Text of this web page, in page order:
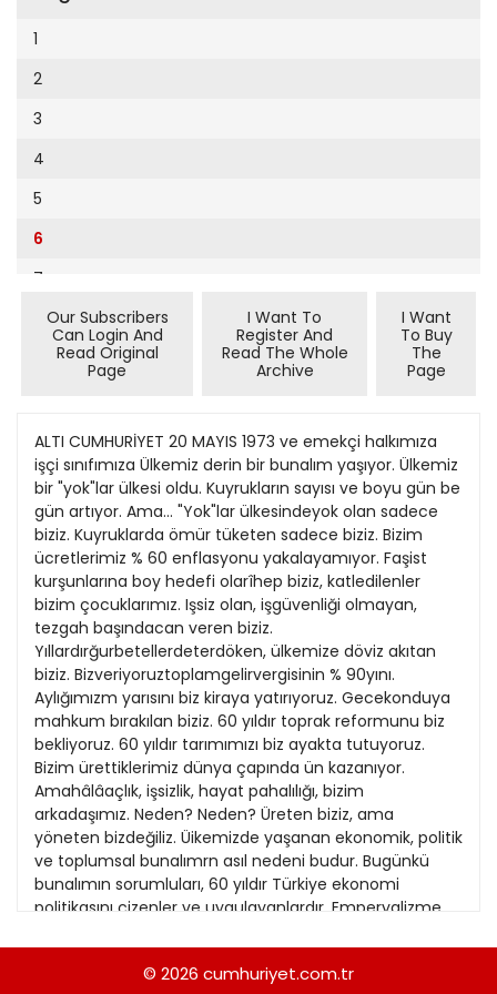
Cumhuriyet Sağlıklı Beslenme
Cumhuriyet Sokak
Cumhuriyet Spor
Cumhuriyet Strateji
Cumhuriyet Tarım
Cumhuriyet Yılbaşı
Çerçeve Eki
Dergi Eki
Ekonomi Eki
Evleniyoruz
Güney Dogu
Kitap Eki
Özel Ekler
Özel Okullar
Sevgililer Günü
Siyaset Eki
Sürdürülebilir yaşam
Turizm Eki
Yerel Yönetimler
1994
1991
1990
1989
1988
1987
1986
1985
1984
1983
1982
1981
1980
9
10
11
12
13
14
15
16
19
20
21
22
23
24
25
26
27
28
29
30
31
1
2
3
4
5
6
7
11
12
Our Subscribers
Can Login And
Read Original
Page
I Want To
Register And
Read The Whole
Archive
I Want
To Buy
The
Page
ALTI CUMHURİYET 20 MAYIS 1973 ve emekçi halkımıza
işçi sınıfımıza Ülkemiz derin bir bunalım yaşıyor. Ülkemiz
bir "yok"lar ülkesi oldu. Kuyrukların sayısı ve boyu gün be
gün artıyor. Ama... "Yok"lar ülkesindeyok olan sadece
biziz. Kuyruklarda ömür tüketen sadece biziz. Bizim
ücretlerimiz % 60 enflasyonu yakalayamıyor. Faşist
kurşunlarına boy hedefi olarîhep biziz, katledilenler
bizim çocuklarımız. Işsiz olan, işgüvenliği olmayan,
tezgah başındacan veren biziz.
Yıllardırğurbetellerdeterdöken, ülkemize döviz akıtan
biziz. Bizveriyoruztoplamgelirvergisinin % 90yını.
Aylığımızm yarısını biz kiraya yatırıyoruz. Gecekonduya
mahkum bırakılan biziz. 60 yıldır toprak reformunu biz
bekliyoruz. 60 yıldır tarımımızı biz ayakta tutuyoruz.
Bizim ürettiklerimiz dünya çapında ün kazanıyor.
Amahâlâaçlık, işsizlik, hayat pahalılığı, bizim
arkadaşımız. Neden? Neden? Üreten biziz, ama
yöneten bizdeğiliz. Üikemizde yaşanan ekonomik, politik
ve toplumsal bunalımrn asıl nedeni budur. Bugünkü
bunalımın sorumluları, 60 yıldır Türkiye ekonomi
politikasını çizenler ve uygulayanlardır. Emperyalizme
bugünkü yapının mimarıdırlar. Ve bunlar şimdiye kadar
yıktıklarını qazete ilanlarıyla yeniden kuramazlar. Ama...
© 2026 cumhuriyet.com.tr